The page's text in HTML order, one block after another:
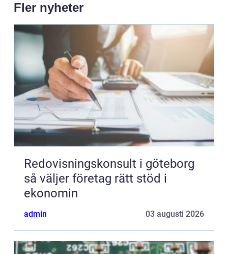
Fler nyheter
Redovisningskonsult i göteborg
så väljer företag rätt stöd i
ekonomin
admin 03 augusti 2026